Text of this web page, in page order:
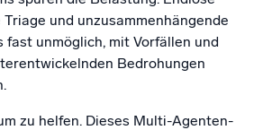
mit umfassender Transparenz
und unzusammenhängende
fast unmöglich, mit Vorfällen und
Bedrohungen
zu helfen. Dieses Multi-Agenten-